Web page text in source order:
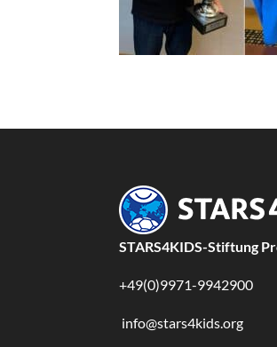
STARS4KIDS-Stiftung
+49(0)9971-9942900
info@stars4kids.org